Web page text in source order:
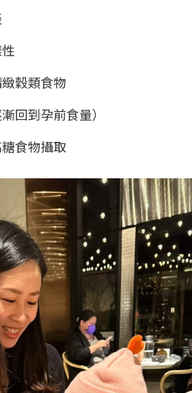
性
穀類食物
回到孕前食量）
食物攝取